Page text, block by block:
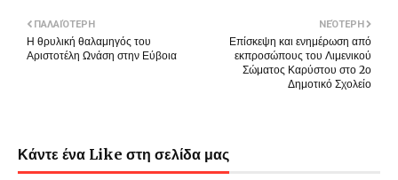
ΝΕΌΤΕΡΗ
Επίσκεψη και ενημέρωση από
εκπροσώπους του Λιμενικού
Σώματος Καρύστου στο 2ο
Δημοτικό Σχολείο
ΠΑΛΑΙΌΤΕΡΗ
Η θρυλική θαλαμηγός του
Αριστοτέλη Ωνάση στην Εύβοια
Κάντε ένα Like στη σελίδα μας